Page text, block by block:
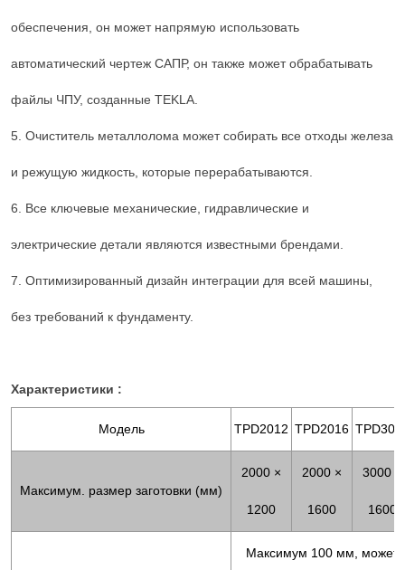
обеспечения, он может напрямую использовать
автоматический чертеж САПР, он также может обрабатывать
файлы ЧПУ, созданные TEKLA.
5. Очиститель металлолома может собирать все отходы железа
и режущую жидкость, которые перерабатываются.
6. Все ключевые механические, гидравлические и
электрические детали являются известными брендами.
7. Оптимизированный дизайн интеграции для всей машины,
без требований к фундаменту.
Характеристики :
Модель TPD2012 TPD2016
Максимум. размер заготовки (мм)
2000 ×
1200
2000 ×
1600
3000 ×
1600
Максимум 100 мм, может